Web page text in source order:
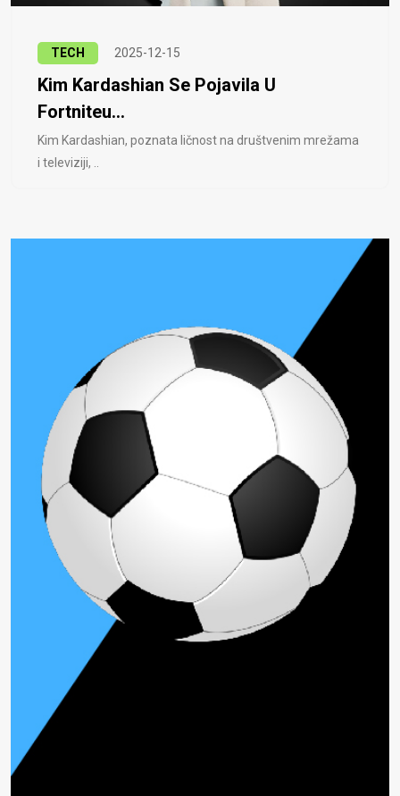
TECH 2025-12-15
Kim Kardashian Se Pojavila U
Fortniteu...
Kim Kardashian, poznata ličnost na društvenim mrežama
i televiziji, ..